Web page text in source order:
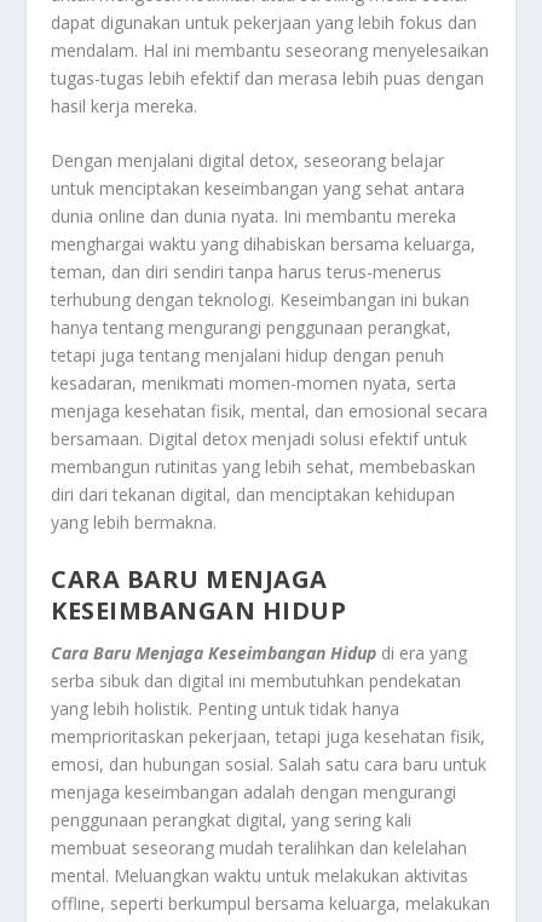
dapat digunakan untuk pekerjaan yang lebih fokus dan
mendalam. Hal ini membantu seseorang menyelesaikan
tugas-tugas lebih efektif dan merasa lebih puas dengan
hasil kerja mereka.
Dengan menjalani digital detox, seseorang belajar
untuk menciptakan keseimbangan yang sehat antara
dunia online dan dunia nyata. Ini membantu mereka
menghargai waktu yang dihabiskan bersama keluarga,
teman, dan diri sendiri tanpa harus terus-menerus
terhubung dengan teknologi. Keseimbangan ini bukan
hanya tentang mengurangi penggunaan perangkat,
tetapi juga tentang menjalani hidup dengan penuh
kesadaran, menikmati momen-momen nyata, serta
menjaga kesehatan fisik, mental, dan emosional secara
bersamaan. Digital detox menjadi solusi efektif untuk
membangun rutinitas yang lebih sehat, membebaskan
diri dari tekanan digital, dan menciptakan kehidupan
yang lebih bermakna.
CARA BARU MENJAGA
KESEIMBANGAN HIDUP
Cara Baru Menjaga Keseimbangan Hidup di era yang
serba sibuk dan digital ini membutuhkan pendekatan
yang lebih holistik. Penting untuk tidak hanya
memprioritaskan pekerjaan, tetapi juga kesehatan fisik,
emosi, dan hubungan sosial. Salah satu cara baru untuk
menjaga keseimbangan adalah dengan mengurangi
penggunaan perangkat digital, yang sering kali
membuat seseorang mudah teralihkan dan kelelahan
mental. Meluangkan waktu untuk melakukan aktivitas
offline, seperti berkumpul bersama keluarga, melakukan